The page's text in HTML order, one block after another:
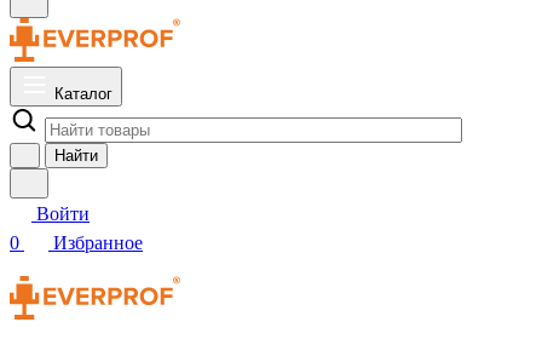
Каталог
Найти
Войти
0
Избранное